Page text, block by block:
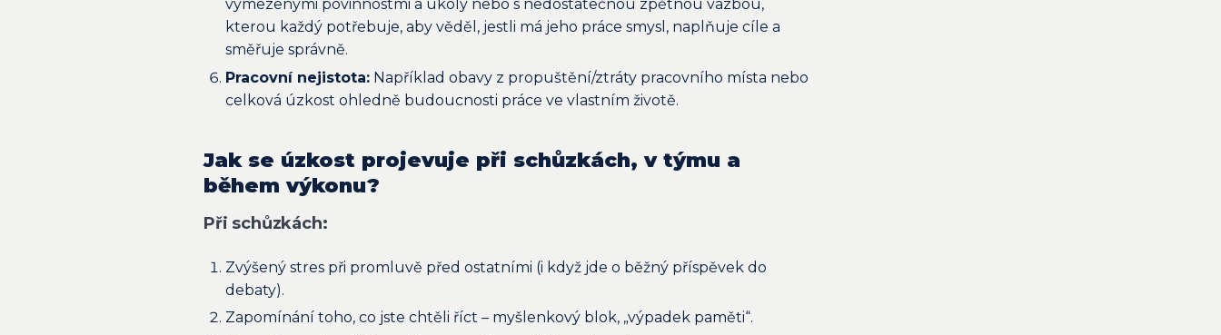
vymezenými povinnostmi a úkoly nebo s nedostatečnou zpětnou vazbou,
kterou každý potřebuje, aby věděl, jestli má jeho práce smysl, naplňuje cíle a
směřuje správně.
Pracovní nejistota: Například obavy z propuštění/ztráty pracovního místa nebo
celková úzkost ohledně budoucnosti práce ve vlastním životě.
Jak se úzkost projevuje při schůzkách, v týmu a
během výkonu?
Při schůzkách:
Zvýšený stres při promluvě před ostatními (i když jde o běžný příspěvek do
debaty).
Zapomínání toho, co jste chtěli říct – myšlenkový blok, „výpadek paměti“.